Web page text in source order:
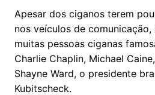
Apesar dos ciganos terem
nos veículos de
muitas pessoas ciganas
Charlie Chaplin, Michael
Shayne Ward, o presidente
Kubitscheck.